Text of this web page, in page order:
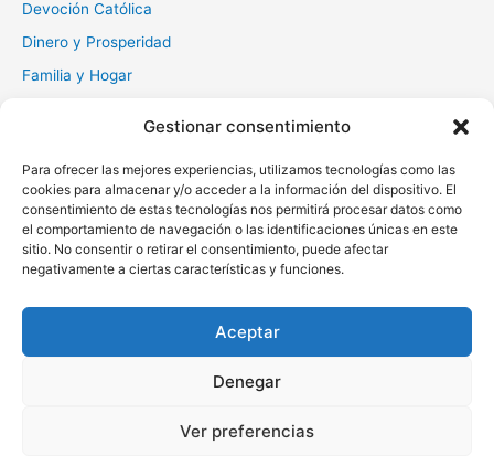
Gestionar consentimiento
Para ofrecer las mejores experiencias, utilizamos tecnologías como las
cookies para almacenar y/o acceder a la información del dispositivo. El
consentimiento de estas tecnologías nos permitirá procesar datos como
el comportamiento de navegación o las identificaciones únicas en este
sitio. No consentir o retirar el consentimiento, puede afectar
negativamente a ciertas características y funciones.
Aceptar
Denegar
Ver preferencias
Devoción Católica
Dinero y Prosperidad
Familia y Hogar
Muerte y Difuntos
Oraciones Diarias
Otras
Protección y Liberación
Salud y Sanación
WordPress